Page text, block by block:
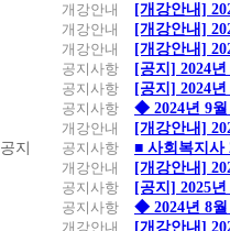
개강안내
[개강안내]
개강안내
[개강안내]
개강안내
[개강안내]
공지사항
[공지] 2024
공지사항
[공지] 2024
공지사항
◆ 2024년 9
개강안내
[개강안내]
공지
공지사항
■ 사회복지사
개강안내
[개강안내]
공지사항
[공지] 2025
공지사항
◆ 2024년 8
개강안내
[개강안내]